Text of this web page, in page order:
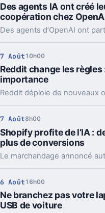
Des agents IA ont créé
coopération chez
7 Août 10h00
Reddit change les
importance
7 Août8h00
Shopify profite de l’IA :
plus de conversions
6 Août 16h00
Ne branchez pas votre
USB de voiture